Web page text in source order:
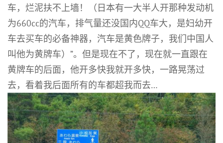
车，烂泥扶不上墙！（日本有一大半人开那种发动机
为660cc的汽车，排气量还没国内QQ车大，是妇幼开
车去买车的必备神器，汽车是黄色牌子，我们中国人
叫他为黄牌车）”。但是现在不了，现在就一直跟在
黄牌车的后面，他开多快我就开多快，一路晃荡过
去，看着我后面所有的车都超我而去…